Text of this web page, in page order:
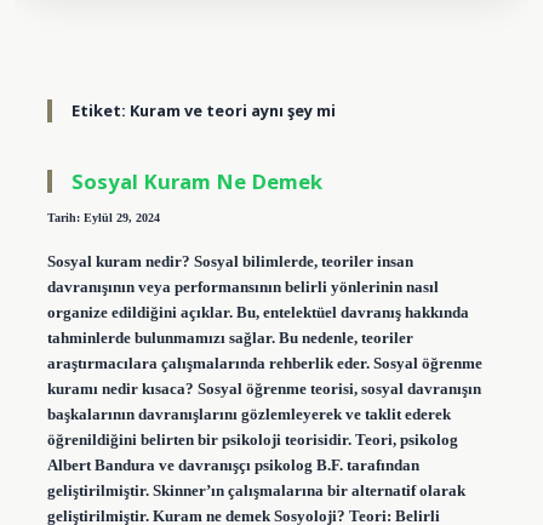
Etiket: Kuram ve teori aynı şey mi
Sosyal Kuram Ne Demek
Tarih: Eylül 29, 2024
Sosyal kuram nedir? Sosyal bilimlerde, teoriler insan
davranışının veya performansının belirli yönlerinin nasıl
organize edildiğini açıklar. Bu, entelektüel davranış hakkında
tahminlerde bulunmamızı sağlar. Bu nedenle, teoriler
araştırmacılara çalışmalarında rehberlik eder. Sosyal öğrenme
kuramı nedir kısaca? Sosyal öğrenme teorisi, sosyal davranışın
başkalarının davranışlarını gözlemleyerek ve taklit ederek
öğrenildiğini belirten bir psikoloji teorisidir. Teori, psikolog
Albert Bandura ve davranışçı psikolog B.F. tarafından
geliştirilmiştir. Skinner’ın çalışmalarına bir alternatif olarak
geliştirilmiştir. Kuram ne demek Sosyoloji? Teori: Belirli